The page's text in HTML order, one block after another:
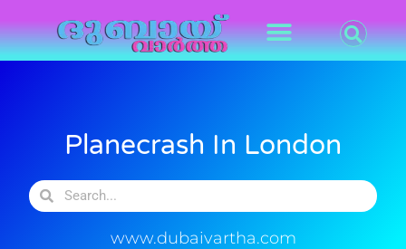
Planecrash In London
www.dubaivartha.com